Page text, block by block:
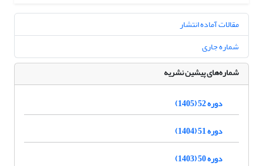
مقالات آماده انتشار
شماره جاری
شماره‌های پیشین نشریه
دوره 52 (1405)
دوره 51 (1404)
دوره 50 (1403)